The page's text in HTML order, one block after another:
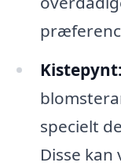
Kistepynt:
specielt
Disse